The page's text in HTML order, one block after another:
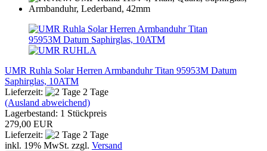
UMR Ruhla Solar Herren Armbanduhr Titan 95953M Datum
Saphirglas, 10ATM
Lieferzeit:
2 Tage
(Ausland abweichend)
Lagerbestand: 1 Stückpreis
279,00 EUR
Lieferzeit:
2 Tage
inkl. 19% MwSt. zzgl. Versand